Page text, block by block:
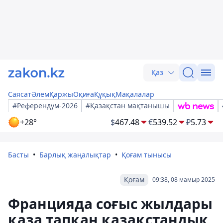
Қаз
СаясатӘлемҚаржыОқиғаҚұқықМақалалар
#Референдум-2026
#Қазақстан мақтанышы
+28° $467.48 €539.52 ₽5.73
Басты Барлық жаңалықтар Қоғам тынысы
09:38, 08 мамыр 2025
Қоғам
Францияда соғыс жылдары